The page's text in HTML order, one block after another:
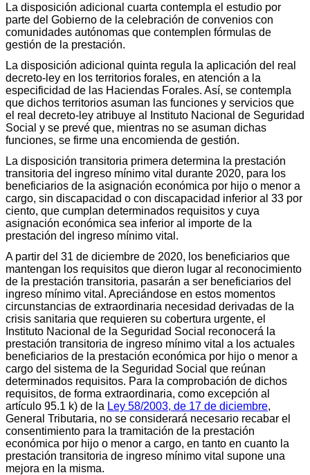
La disposición adicional cuarta contempla el estudio por
parte del Gobierno de la celebración de convenios con
comunidades autónomas que contemplen fórmulas de
gestión de la prestación.
La disposición adicional quinta regula la aplicación del real
decreto-ley en los territorios forales, en atención a la
especificidad de las Haciendas Forales. Así, se contempla
que dichos territorios asuman las funciones y servicios que
el real decreto-ley atribuye al Instituto Nacional de Seguridad
Social y se prevé que, mientras no se asuman dichas
funciones, se firme una encomienda de gestión.
La disposición transitoria primera determina la prestación
transitoria del ingreso mínimo vital durante 2020, para los
beneficiarios de la asignación económica por hijo o menor a
cargo, sin discapacidad o con discapacidad inferior al 33 por
ciento, que cumplan determinados requisitos y cuya
asignación económica sea inferior al importe de la
prestación del ingreso mínimo vital.
A partir del 31 de diciembre de 2020, los beneficiarios que
mantengan los requisitos que dieron lugar al reconocimiento
de la prestación transitoria, pasarán a ser beneficiarios del
ingreso mínimo vital. Apreciándose en estos momentos
circunstancias de extraordinaria necesidad derivadas de la
crisis sanitaria que requieren su cobertura urgente, el
Instituto Nacional de la Seguridad Social reconocerá la
prestación transitoria de ingreso mínimo vital a los actuales
beneficiarios de la prestación económica por hijo o menor a
cargo del sistema de la Seguridad Social que reúnan
determinados requisitos. Para la comprobación de dichos
requisitos, de forma extraordinaria, como excepción al
artículo 95.1 k) de la Ley 58/2003, de 17 de diciembre,
General Tributaria, no se considerará necesario recabar el
consentimiento para la tramitación de la prestación
económica por hijo o menor a cargo, en tanto en cuanto la
prestación transitoria de ingreso mínimo vital supone una
mejora en la misma.